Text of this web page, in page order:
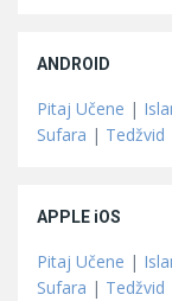
ANDROID
Pitaj Učene |
Sufara | Tedžvid
APPLE iOS
Pitaj Učene |
Sufara | Tedžvid